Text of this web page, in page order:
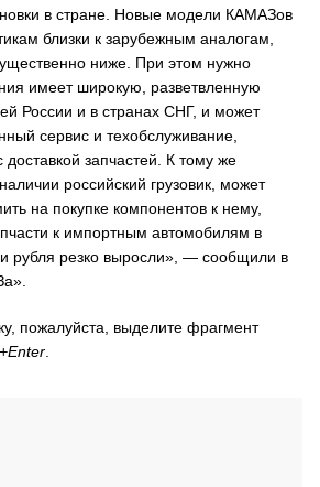
в стране. Новые модели КАМАЗов
близки к зарубежным аналогам,
ниже. При этом нужно
имеет широкую, разветвленную
России и в странах СНГ, и может
сервис и техобслуживание,
запчастей. К тому же
российский грузовик, может
на покупке компонентов к нему,
к импортным автомобилям в
рубля резко выросли», — сообщили в
пожалуйста, выделите фрагмент